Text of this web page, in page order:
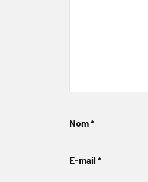
Nom*
E-mail *